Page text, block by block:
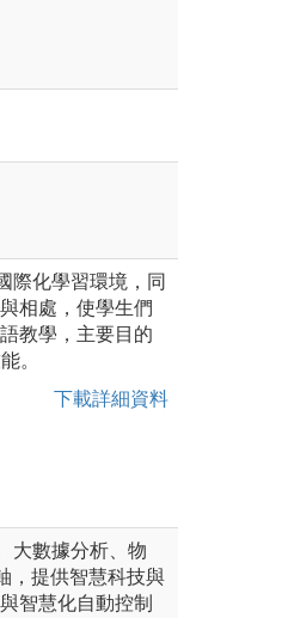
際化學習環境，同
相處，使學生們
教學，主要目的
。
下載詳細資料
大數據分析、物
，提供智慧科技與
智慧化自動控制